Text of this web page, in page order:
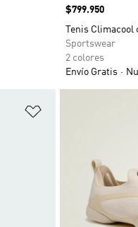
Precio
$799.950
Tenis
Sportswear
2 colores
Envío Gratis